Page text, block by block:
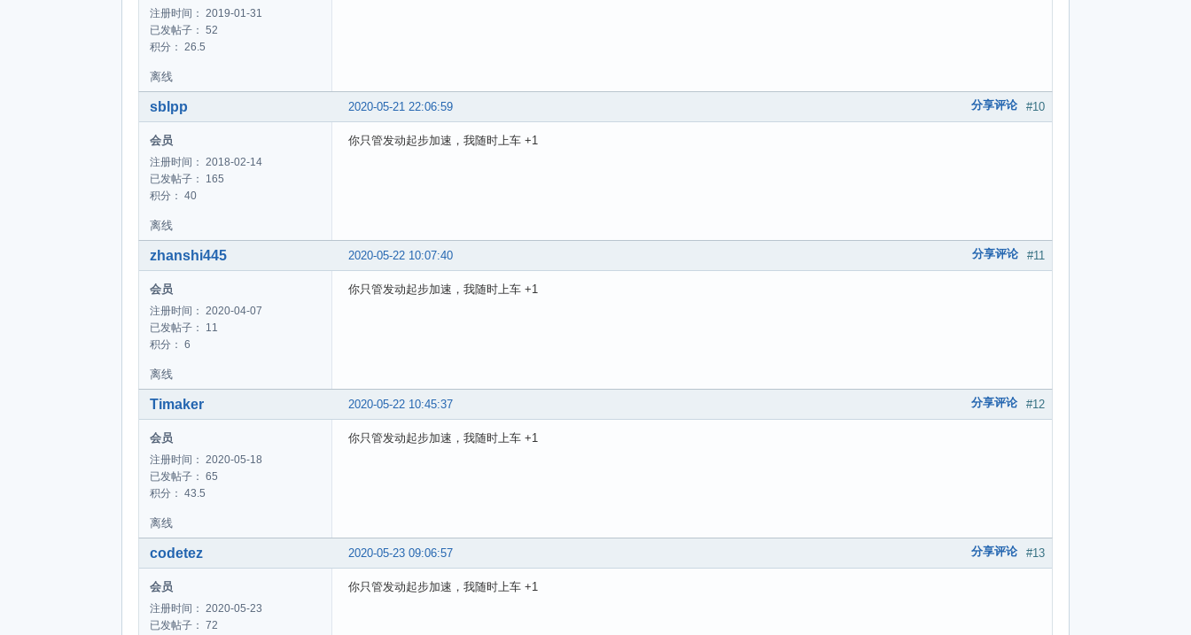
注册时间： 2019-01-31
已发帖子： 52
积分： 26.5
离线
#10
2020-05-21 22:06:59 分享评论
sblpp
会员
注册时间： 2018-02-14
已发帖子： 165
积分： 40
你只管发动起步加速，我随时上车 +1
离线
#11
2020-05-22 10:07:40 分享评论
zhanshi445
会员
注册时间： 2020-04-07
已发帖子： 11
积分： 6
你只管发动起步加速，我随时上车 +1
离线
#12
2020-05-22 10:45:37 分享评论
Timaker
会员
注册时间： 2020-05-18
已发帖子： 65
积分： 43.5
你只管发动起步加速，我随时上车 +1
离线
#13
2020-05-23 09:06:57 分享评论
codetez
会员
注册时间： 2020-05-23
已发帖子： 72
你只管发动起步加速，我随时上车 +1